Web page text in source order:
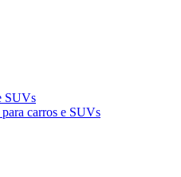
SUVs
carros e SUVs